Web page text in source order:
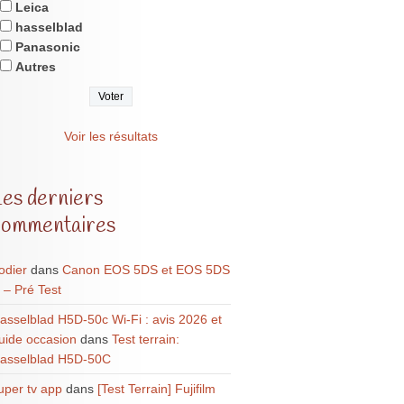
Leica
hasselblad
Panasonic
Autres
Voir les résultats
derniers
dans Canon EOS 5DS et EOS 5DS
– Pré Test
H5D-50c Wi-Fi : avis 2026 et
occasion dans Test terrain:
H5D-50C
tv appdans [Test Terrain] Fujifilm